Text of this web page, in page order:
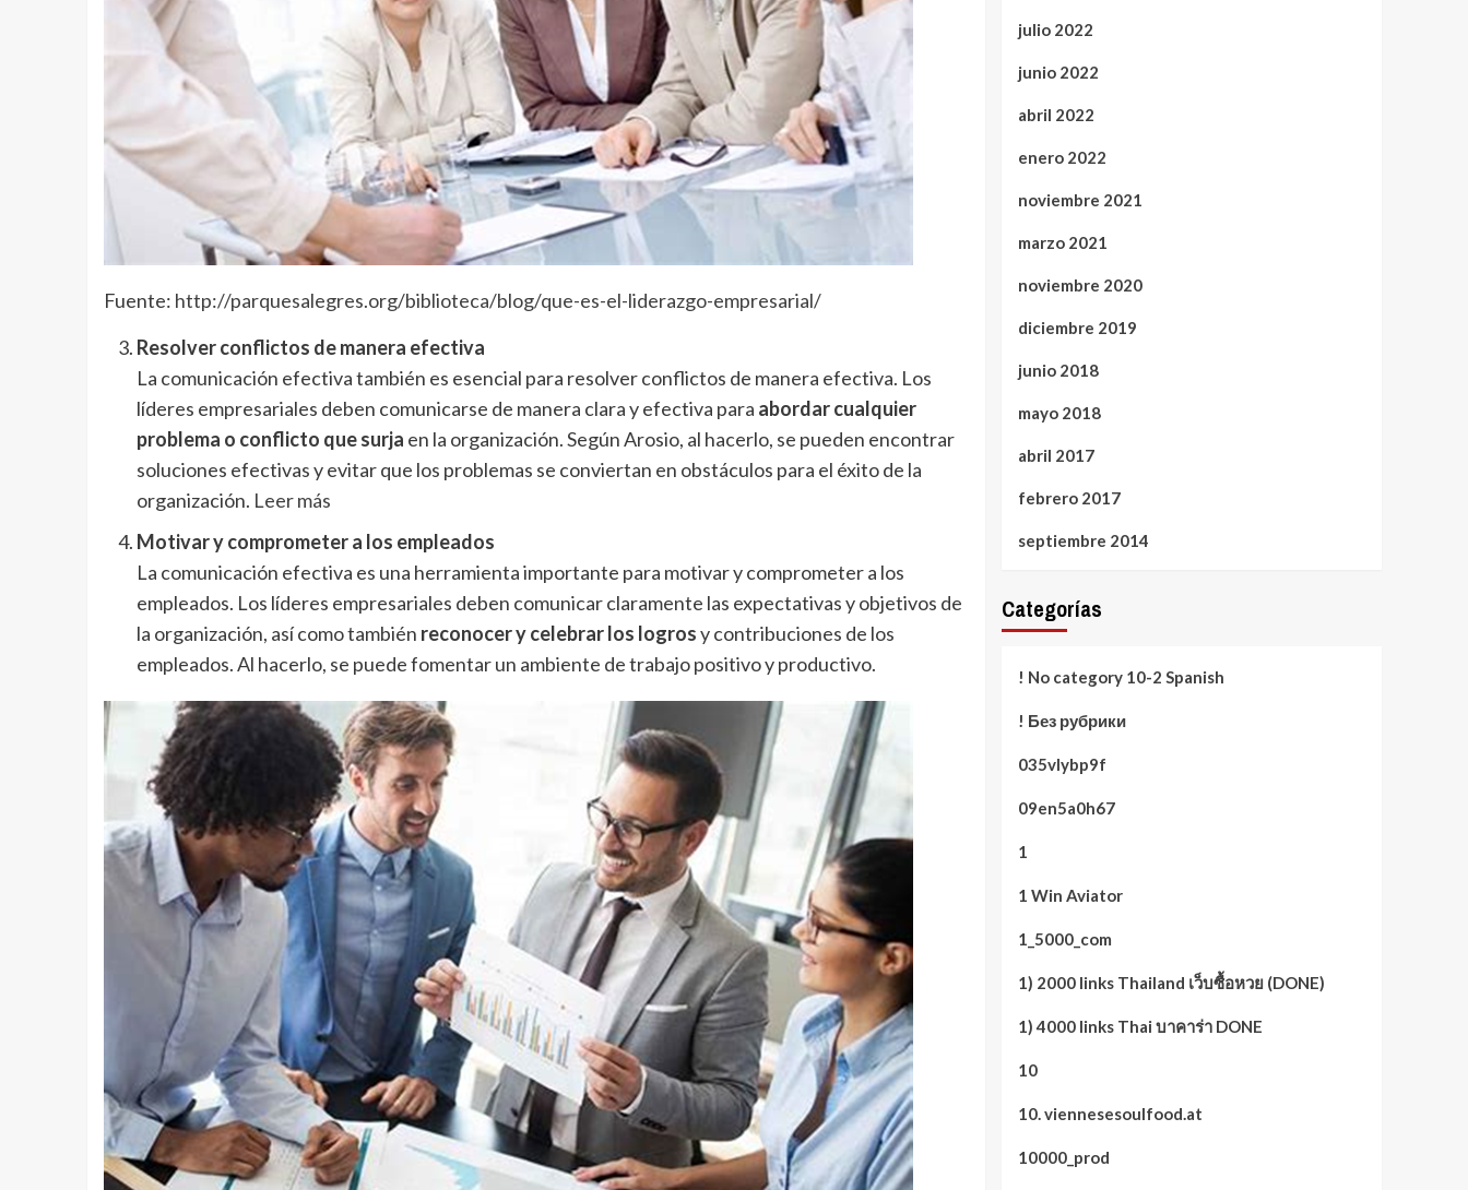
Fuente: http://parquesalegres.org/biblioteca/blog/que-es-el-liderazgo-empresarial/
Resolver conflictos de manera efectiva
La comunicación efectiva también es esencial para resolver conflictos de manera efectiva. Los
líderes empresariales deben comunicarse de manera clara y efectiva para abordar cualquier
problema o conflicto que surja en la organización. Según Arosio, al hacerlo, se pueden encontrar
soluciones efectivas y evitar que los problemas se conviertan en obstáculos para el éxito de la
organización. Leer más
Motivar y comprometer a los empleados
La comunicación efectiva es una herramienta importante para motivar y comprometer a los
empleados. Los líderes empresariales deben comunicar claramente las expectativas y objetivos de
la organización, así como también reconocer y celebrar los logrosy contribuciones de los
empleados. Al hacerlo, se puede fomentar un ambiente de trabajo positivo y productivo.
julio 2022
junio 2022
abril 2022
enero 2022
noviembre 2021
marzo 2021
noviembre 2020
diciembre 2019
junio 2018
mayo 2018
abril 2017
febrero 2017
septiembre 2014
Categorías
! No category 10-2 Spanish
! Без рубрики
035vlybp9f
09en5a0h67
1
1 Win Aviator
1_5000_com
1) 2000 links Thailand เว็บซื้อหวย (DONE)
1) 4000 links Thai บาคาร่า DONE
10
10. viennesesoulfood.at
10000_prod